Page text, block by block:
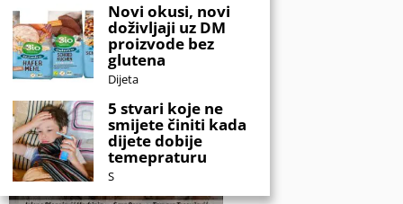
Novi okusi, novi
doživljaji uz DM
proizvode bez
glutena
Dijeta
5 stvari koje ne
smijete činiti kada
dijete dobije
temepraturu
S